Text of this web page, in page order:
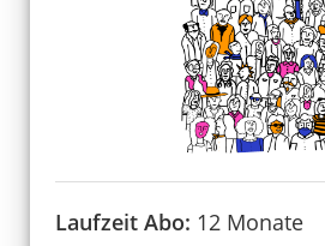
Laufzeit Abo: 12 Monate